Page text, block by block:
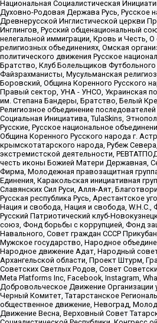
Национальная Социалистическая
Духовно-Родовая Держава Русь, Русское
Древнерусской Инглистической церкви
Инглингов, Русский общенациональный
нелегальной иммиграции, Кровь и Честь,
религиозных объединениях, Омская
политического движения Русское
Братство, Клуб Болельщиков Футбольного
Файзрахманисты, Мусульманская
Боровский, Община Коренного Русского
Правый сектор, УНА - УНСО, Украинская
им. Степана Бандеры, Братство, Белый
Религиозное объединение
Социальная Инициатива, TulaSkins,
Русские, Русское национальное
Община Коренного Русского народа г.
крымскотатарского народа, Рубеж
экстремистской деятельности,
честь иконы Божией Матери Державная,
Фирма, Молодежная правозащитная
Единения, Каракольская инициативная
Славянских Сил Руси, Алля-Аят,
Русская республика Русь, Арестантское
Нация и свобода, Нация и свобода,
Русский Патриотический клуб-
союз, Фонд борьбы с коррупцией, Фонд
Навального, Совет граждан СССР
Мужское государство, Народное
Народное движение Адат, Народный
Архангельской области, Проект Штурм,
Советских Светлых Родов, Совет
Meta Platforms Inc, Facebook, Instagram,
Добровольческое Движение Организации
Черный Комитет, Татарстанское
общественное движение, Невоград,
Движение Весна, Верховный Совет